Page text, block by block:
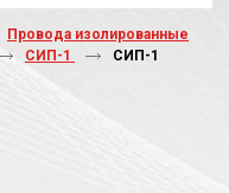
Провода изолированные
СИП-1
СИП-1